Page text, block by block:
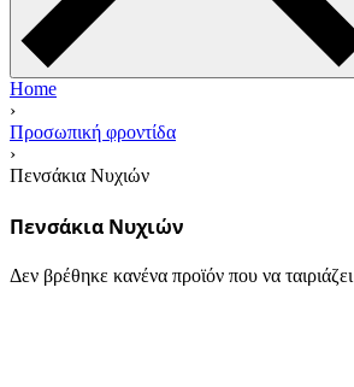
Home
›
Προσωπική φροντίδα
›
Πενσάκια Νυχιών
Πενσάκια Νυχιών
Δεν βρέθηκε κανένα προϊόν που να